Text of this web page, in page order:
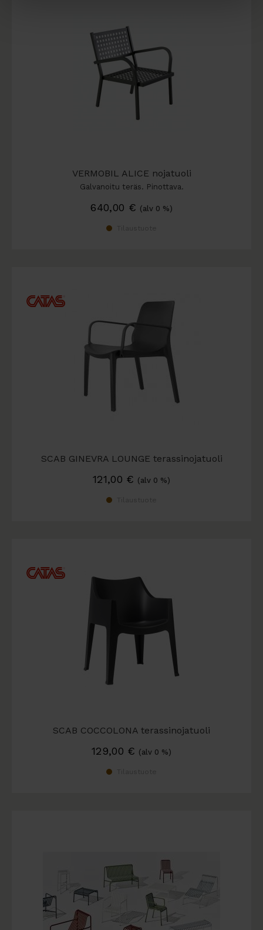
VERMOBIL ALICE nojatuoli
Galvanoitu teräs. Pinottava.
640,00 € (alv 0 %)
SCAB GINEVRA LOUNGE terassinojatuoli
121,00 € (alv 0 %)
SCAB COCCOLONA terassinojatuoli
129,00 € (alv 0 %)